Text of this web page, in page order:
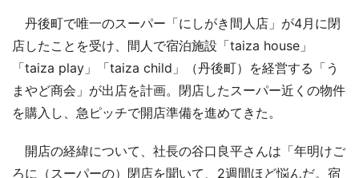
丹後町で唯一のスーパー「にしがき間人店」が4月に閉
店したことを受け、間人で宿泊施設「taiza house」
「taiza play」「taiza child」（丹後町）を経営する「う
まやど商会」が出店を計画。閉店したスーパー近くの物件
を購入し、急ピッチで開店準備を進めてきた。
開店の経緯について、社長の谷口良平さんは「年明けご
ろに（スーパーの）閉店を聞いて、2週間ほど悩んだ。宿